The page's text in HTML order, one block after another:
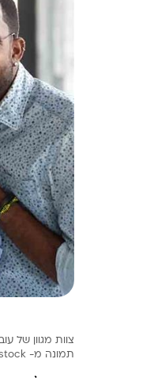
צוות מגוון של
תמונה מ-